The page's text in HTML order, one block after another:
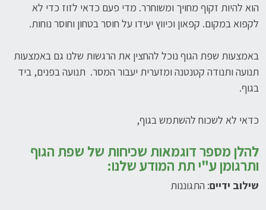
הוא להיות זקוף מחויך ומשוחרר. מדי פעם כדאי לזוז כדי לא
לקפוא במקום. קפאון וכיווץ יעידו על חוסר בטחון וחוסר נוחות.
באמצעות שפת הגוף נוכל להחצין את הרגשות שלנו גם באמצעות
תנועה ותנודה קטנטנה ומזערית יעבור המסר. תנועה בפנים, ביד
בגוף.
כדאי לא לשכוח להשתמש בגוף,
להלן מספר דוגמאות שכיחות של שפת הגוף
ותרגומן ע"י תת המודע שלנו:
שילוב ידיים: התגוננות